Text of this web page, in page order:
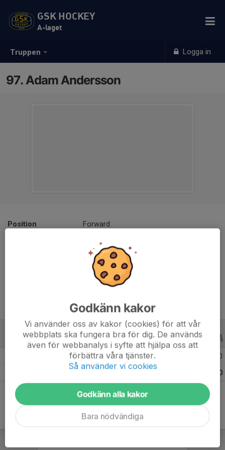
Truppen Logga in
GSK HOCKEY
A-laget
97. Adam Andersson
Position
Forward
176 cm
60 kg
TRÄNINGSMATCHER 17/18
Säsongen 17/18 Träningsmatcher 0
0
Godkänn kakor
Vi använder oss av kakor (cookies) för att vår
webbplats ska fungera bra för dig. De används
även för webbanalys i syfte att hjälpa oss att
förbättra våra tjänster.
Så använder vi cookies
Godkänn alla kakor
Bara nödvändiga